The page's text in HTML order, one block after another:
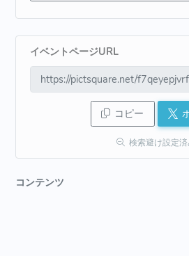
イベントページURL
コピー
検索避け設定済
コンテンツ